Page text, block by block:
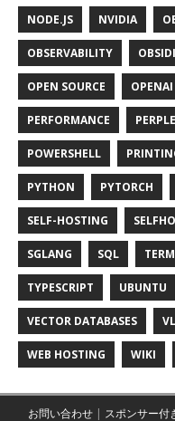
NODE.JS NVIDIA
OBSERVABILITY
OPEN SOURCE OPENAI
PERFORMANCE
POWERSHELL
PYTHON PYTORCH
SELF-HOSTING
SGLANG SQL
TYPESCRIPT UBUNTU
VECTOR DATABASES
WEB HOSTING WIKI
お問い合わせ| スポンサー付